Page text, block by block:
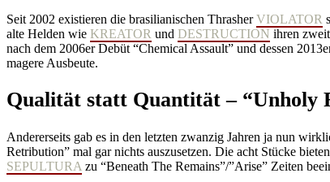
Seit 2002 existieren die brasilianischen ThrasherVIOLATOR
alte Helden wie KREATOR und DESTRUCTION ihren
nach dem 2006er Debüt “Chemical Assault” und dessen
magere Ausbeute.
Qualität statt Quantität –
Andererseits gab es in den letzten zwanzig Jahren ja nun
Retribution” mal gar nichts auszusetzen. Die acht Stücke
SEPULTURA zu “Beneath The Remains”/”Arise” Zeiten